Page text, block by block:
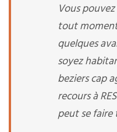
Vous
tout
quelques
soyez
beziers cap
recours à
peut se faire